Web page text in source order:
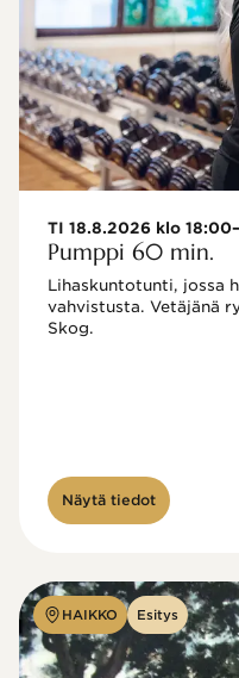
TI 18.8.2026 klo
Pumppi 60 min.
Lihaskuntotunti, jossa
vahvistusta. Vetäjänä
Skog.
Näytä tiedot
HAIKKO Esitys